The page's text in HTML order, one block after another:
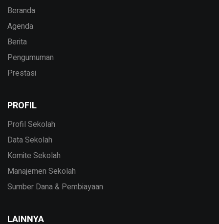
Beranda
Agenda
Berita
Pengumuman
Prestasi
PROFIL
Profil Sekolah
Data Sekolah
Komite Sekolah
Manajemen Sekolah
Sumber Dana & Pembiayaan
LAINNYA